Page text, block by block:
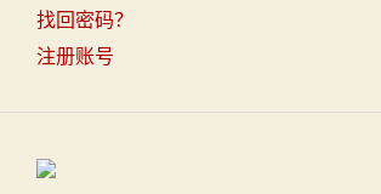
找回密码？
注册账号